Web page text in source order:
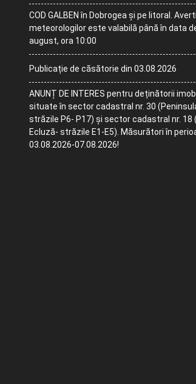
COD GALBEN în Dobrogea și pe litoral.
meteorologilor este valabilă până în data
august, ora 10:00
Publicație de căsătorie din 03.08.2026
ANUNȚ DE INTERES pentru deținătorii
situate în sector cadastral nr. 30
străzile P6- P17) și sector cadastral nr. 18
Ecluză- străzile E1-E5). Măsurători în
03.08.2026-07.08.2026!